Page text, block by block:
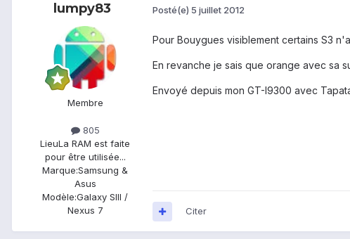
lumpy83
Membre
805
LieuLa RAM est faite
pour être utilisée...
Marque:Samsung &
Asus
Modèle:Galaxy SIII /
Nexus 7
Posté(e) 5 juillet 2012
Pour Bouygues visiblement certains S3
En revanche je sais que orange avec sa
Envoyé depuis mon GT-I9300 avec
Citer